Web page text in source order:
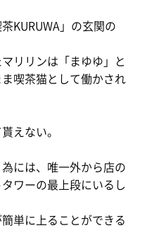
KURUWA」の玄関の
リリンは「まゆゆ」と
喫茶猫として働かされ
えない。
には、唯一外から店の
ワーの最上段にいるし
単に上ることができる